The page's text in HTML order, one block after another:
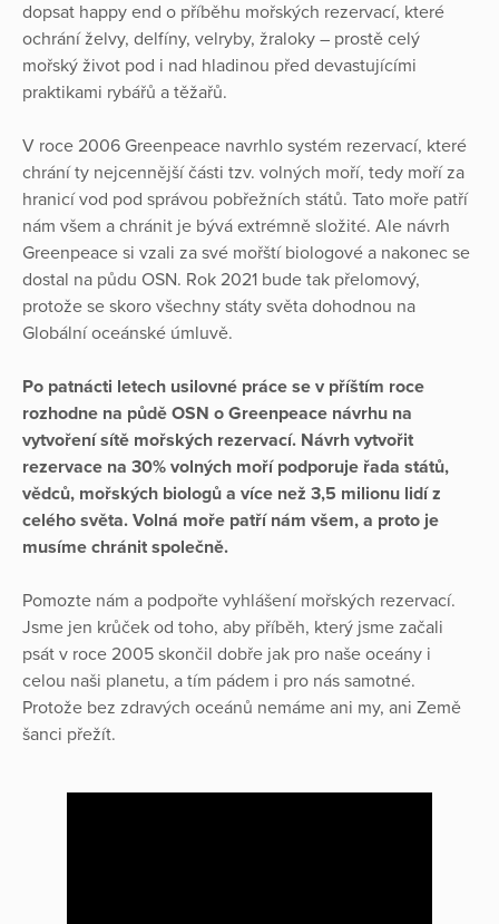
dopsat happy end o příběhu mořských rezervací, které
ochrání želvy, delfíny, velryby, žraloky – prostě celý
mořský život pod i nad hladinou před devastujícími
praktikami rybářů a těžařů.
V roce 2006 Greenpeace navrhlo systém rezervací, které
chrání ty nejcennější části tzv. volných moří, tedy moří za
hranicí vod pod správou pobřežních států. Tato moře patří
nám všem a chránit je bývá extrémně složité. Ale návrh
Greenpeace si vzali za své mořští biologové a nakonec se
dostal na půdu OSN. Rok 2021 bude tak přelomový,
protože se skoro všechny státy světa dohodnou na
Globální oceánské úmluvě.
Po patnácti letech usilovné práce se v příštím roce
rozhodne na půdě OSN o Greenpeace návrhu na
vytvoření sítě mořských rezervací. Návrh vytvořit
rezervace na 30% volných moří podporuje řada států,
vědců, mořských biologů a více než 3,5 milionu lidí z
celého světa. Volná moře patří nám všem, a proto je
musíme chránit společně.
Pomozte nám a podpořte vyhlášení mořských rezervací.
Jsme jen krůček od toho, aby příběh, který jsme začali
psát v roce 2005 skončil dobře jak pro naše oceány i
celou naši planetu, a tím pádem i pro nás samotné.
Protože bez zdravých oceánů nemáme ani my, ani Země
šanci přežít.